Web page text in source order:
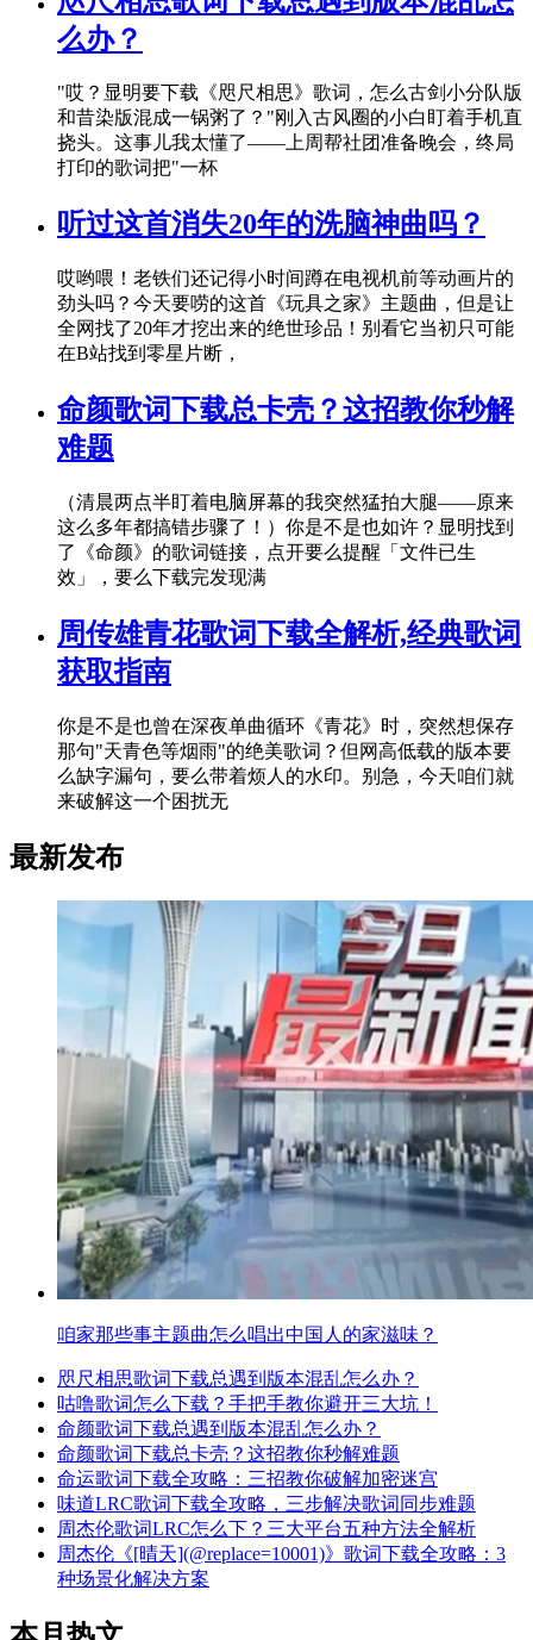
么办？
"哎？显明要下载《咫尺相思》歌词，怎么古剑小分队版
和昔染版混成一锅粥了？"刚入古风圈的小白盯着手机直
挠头。这事儿我太懂了——上周帮社团准备晚会，终局
打印的歌词把"一杯
听过这首消失20年的洗脑神曲吗？
哎哟喂！老铁们还记得小时间蹲在电视机前等动画片的
劲头吗？今天要唠的这首《玩具之家》主题曲，但是让
全网找了20年才挖出来的绝世珍品！别看它当初只可能
在B站找到零星片断，
命颜歌词下载总卡壳？这招教你秒解
难题
（清晨两点半盯着电脑屏幕的我突然猛拍大腿——原来
这么多年都搞错步骤了！）你是不是也如许？显明找到
了《命颜》的歌词链接，点开要么提醒「文件已生
效」，要么下载完发现满
周传雄青花歌词下载全解析,经典歌词
获取指南
你是不是也曾在深夜单曲循环《青花》时，突然想保存
那句"天青色等烟雨"的绝美歌词？但网高低载的版本要
么缺字漏句，要么带着烦人的水印。别急，今天咱们就
来破解这一个困扰无
最新发布
咱家那些事主题曲怎么唱出中国人的家滋味？
咫尺相思歌词下载总遇到版本混乱怎么办？
咕噜歌词怎么下载？手把手教你避开三大坑！
命颜歌词下载总遇到版本混乱怎么办？
命颜歌词下载总卡壳？这招教你秒解难题
命运歌词下载全攻略：三招教你破解加密迷宫
味道LRC歌词下载全攻略，三步解决歌词同步难题
周杰伦歌词LRC怎么下？三大平台五种方法全解析
周杰伦《[晴天](@replace=10001)》歌词下载全攻略：3
种场景化解决方案